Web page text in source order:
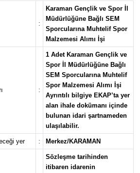
:
Karaman Gençlik ve Spor İl
Müdürlüğüne Bağlı SEM
Sporcularına Muhtelif Spor
Malzemesi Alımı İşi
:
1 Adet Karaman Gençlik ve
Spor İl Müdürlüğüne Bağlı
SEM Sporcularına Muhtelif
Spor Malzemesi Alımı İşi
Ayrıntılı bilgiye EKAP’ta yer
alan ihale dokümanı içinde
bulunan idari şartnameden
ulaşılabilir.
yer : Merkez/KARAMAN
Sözleşme tarihinden
itibaren idarenin